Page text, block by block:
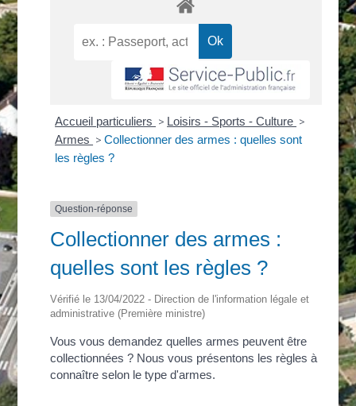
Accueil particuliers > Loisirs - Sports - Culture >
Armes > Collectionner des armes : quelles sont
les règles ?
Question-réponse
Collectionner des armes :
quelles sont les règles ?
Vérifié le 13/04/2022 - Direction de l'information légale et
administrative (Première ministre)
Vous vous demandez quelles armes peuvent être
collectionnées ? Nous vous présentons les règles à
connaître selon le type d'armes.